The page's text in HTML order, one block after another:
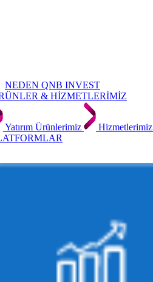
NEDEN QNB INVEST
& HİZMETLERİMİZ
Yatırım Ürünlerimiz Hizmetlerimiz